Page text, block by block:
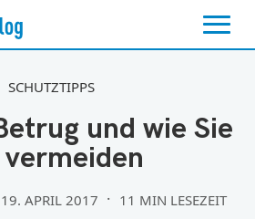
SCHUTZTIPPS
und wie Sie
19. APRIL 2017 11 MIN LESEZEIT